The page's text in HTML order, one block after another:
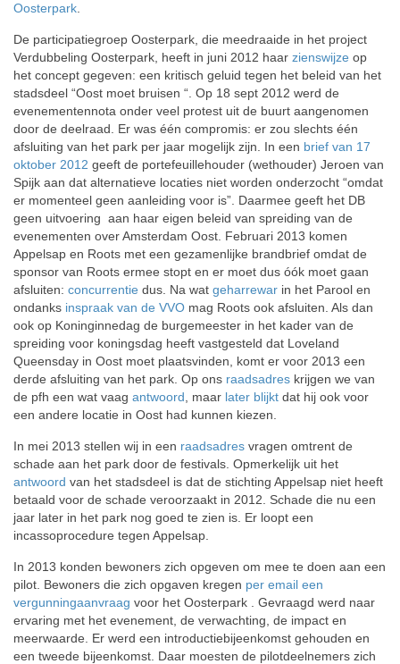
Oosterpark
De participatiegroep Oosterpark, die meedraaide in het project
Verdubbeling Oosterpark, heeft in juni 2012 haar zienswijze op
het concept gegeven: een kritisch geluid tegen het beleid van het
stadsdeel “Oost moet bruisen “. Op 18 sept 2012 werd de
evenementennota onder veel protest uit de buurt aangenomen
door de deelraad. Er was één compromis: er zou slechts één
afsluiting van het park per jaar mogelijk zijn. In een brief van 17
oktober 2012 geeft de portefeuillehouder (wethouder) Jeroen van
Spijk aan dat alternatieve locaties niet worden onderzocht “omdat
er momenteel geen aanleiding voor is”. Daarmee geeft het DB
geen uitvoering aan haar eigen beleid van spreiding van de
evenementen over Amsterdam Oost. Februari 2013 komen
Appelsap en Roots met een gezamenlijke brandbrief omdat de
sponsor van Roots ermee stopt en er moet dus óók moet gaan
afsluiten: concurrentie dus. Na wat geharrewar in het Parool en
ondanks inspraak van de VVO mag Roots ook afsluiten. Als dan
ook op Koninginnedag de burgemeester in het kader van de
spreiding voor koningsdag heeft vastgesteld dat Loveland
Queensday in Oost moet plaatsvinden, komt er voor 2013 een
derde afsluiting van het park. Op ons raadsadres krijgen we van
de pfh een wat vaag antwoord , maar later blijkt dat hij ook voor
een andere locatie in Oost had kunnen kiezen.
In mei 2013 stellen wij in een raadsadres vragen omtrent de
schade aan het park door de festivals. Opmerkelijk uit het
antwoord van het stadsdeel is dat de stichting Appelsap niet heeft
betaald voor de schade veroorzaakt in 2012. Schade die nu een
jaar later in het park nog goed te zien is. Er loopt een
incassoprocedure tegen Appelsap.
In 2013 konden bewoners zich opgeven om mee te doen aan een
pilot. Bewoners die zich opgaven kregen per email een
vergunningaanvraag voor het Oosterpark . Gevraagd werd naar
ervaring met het evenement, de verwachting, de impact en
meerwaarde. Er werd een introductiebijeenkomst gehouden en
een tweede bijeenkomst. Daar moesten de pilotdeelnemers zich